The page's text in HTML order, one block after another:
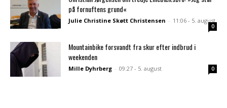
på fornuftens grund«
Julie Christine Skøtt Christensen - 11:06 - 5. august
0
Mountainbike forsvandt fra skur efter indbrud i
weekenden
Mille Dyhrberg - 09:27 - 5. august 0